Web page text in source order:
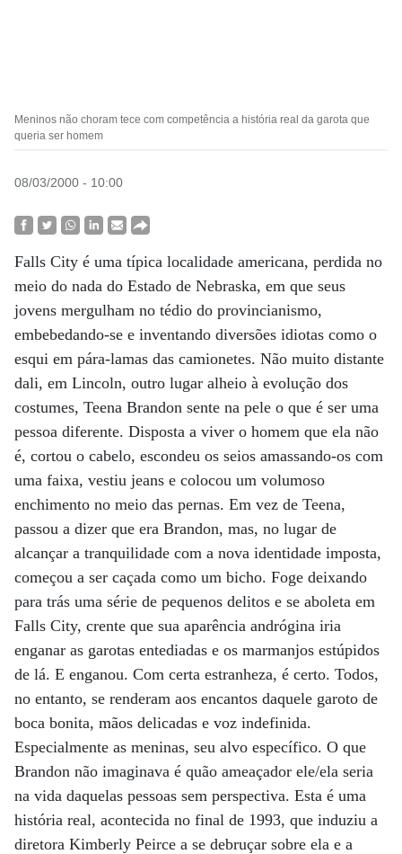
Meninos não choram tece com competência a história real da garota que
queria ser homem
08/03/2000 - 10:00
Falls City é uma típica localidade americana, perdida no
meio do nada do Estado de Nebraska, em que seus
jovens mergulham no tédio do provincianismo,
embebedando-se e inventando diversões idiotas como o
esqui em pára-lamas das camionetes. Não muito distante
dali, em Lincoln, outro lugar alheio à evolução dos
costumes, Teena Brandon sente na pele o que é ser uma
pessoa diferente. Disposta a viver o homem que ela não
é, cortou o cabelo, escondeu os seios amassando-os com
uma faixa, vestiu jeans e colocou um volumoso
enchimento no meio das pernas. Em vez de Teena,
passou a dizer que era Brandon, mas, no lugar de
alcançar a tranquilidade com a nova identidade imposta,
começou a ser caçada como um bicho. Foge deixando
para trás uma série de pequenos delitos e se aboleta em
Falls City, crente que sua aparência andrógina iria
enganar as garotas entediadas e os marmanjos estúpidos
de lá. E enganou. Com certa estranheza, é certo. Todos,
no entanto, se renderam aos encantos daquele garoto de
boca bonita, mãos delicadas e voz indefinida.
Especialmente as meninas, seu alvo específico. O que
Brandon não imaginava é quão ameaçador ele/ela seria
na vida daquelas pessoas sem perspectiva. Esta é uma
história real, acontecida no final de 1993, que induziu a
diretora Kimberly Peirce a se debruçar sobre ela e a